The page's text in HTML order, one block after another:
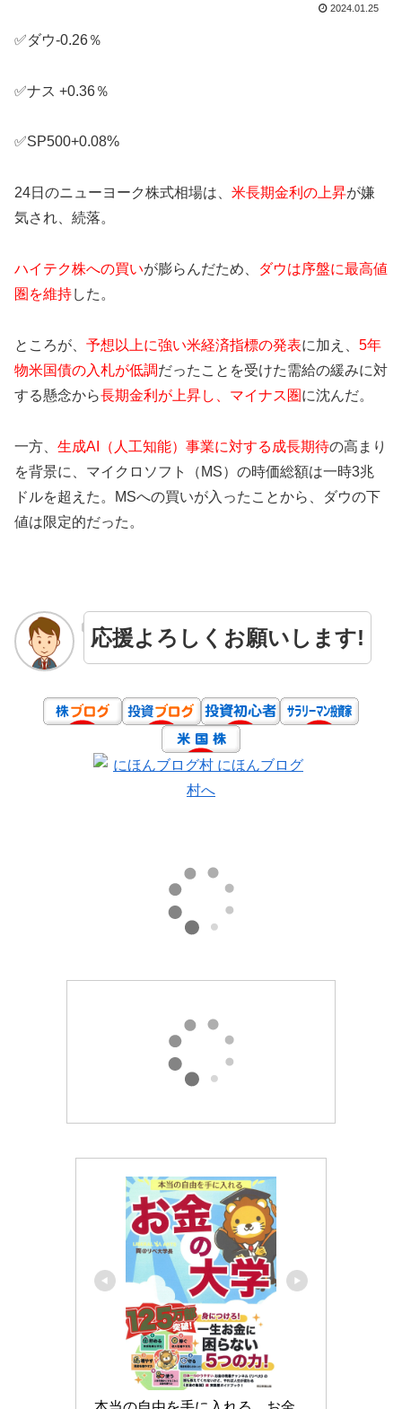
2024.01.25
✅ダウ-0.26％
✅ナス +0.36％
✅SP500+0.08%
24日のニューヨーク株式相場は、 米長期金利の上昇が嫌
気され、続落。
ハイテク株への買いが膨らんだため、
ダウは序盤に最高値
圏を維持した。
ところが、 予想以上に強い米経済指標の発表に加え、 5年
物米国債の入札が低調だったことを受けた需給の緩みに対
する懸念から長期金利が上昇し、マイナス圏 に沈んだ。
一方、 生成AI（人工知能）事業に対する成長期待の高まり
を背景に、マイクロソフト（MS）の時価総額は一時3兆
ドルを超えた。MSへの買いが入ったことから、ダウの下
値は限定的だった。
応援よろしくお願いします!